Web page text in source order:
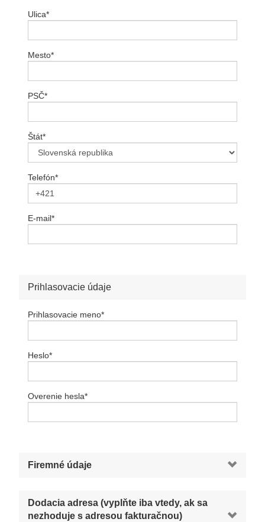
Ulica*
Mesto*
PSČ*
Štát*
Telefón*
E-mail*
Prihlasovacie údaje
Prihlasovacie meno*
Heslo*
Overenie hesla*
Firemné údaje
Dodacia adresa (vyplňte iba vtedy, ak sa
nezhoduje s adresou fakturačnou)